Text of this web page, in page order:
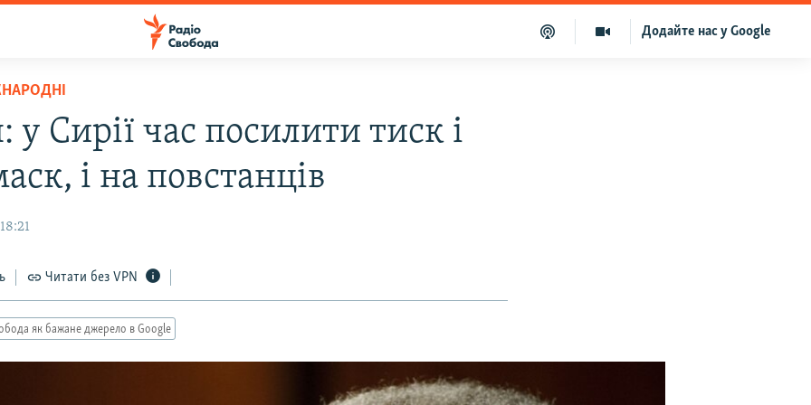
Додайте нас у Google
Сирії час посилити тиск і
і на повстанців
Читати без VPN
як бажане джерело в Google